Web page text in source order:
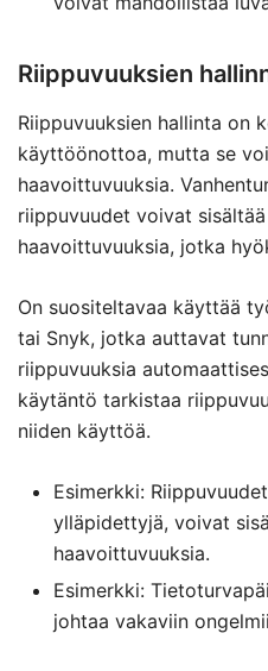
Riippuvuuksien
Riippuvuuksien hallinta on
käyttöönottoa, mutta se
haavoittuvuuksia.
riippuvuudet voivat
haavoittuvuuksia, jotka
On suositeltavaa käyttää
tai Snyk, jotka auttavat
riippuvuuksia
käytäntö tarkistaa
niiden käyttöä.
Esimerkki:
ylläpidettyjä, voivat
haavoittuvuuksia.
Esimerkki:
johtaa vakaviin